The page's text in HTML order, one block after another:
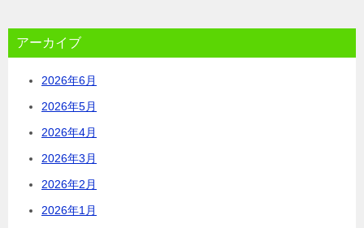
アーカイブ
2026年6月
2026年5月
2026年4月
2026年3月
2026年2月
2026年1月